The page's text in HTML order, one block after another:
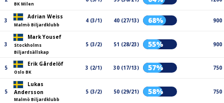
BK Milen
3
Adrian Weiss
Malmö Biljardklubb
4 (3/1) 40 (27/13) 68% 900
3
Mark Yousef
Stockholms
Biljardsällskap
5 (3/2) 51 (28/23) 55% 900
5
Erik Gårdelöf
Oslo BK
3 (2/1) 30 (17/13) 57% 750
5
Lukas
Andersson
Malmö Biljardklubb
5 (3/2) 50 (29/21) 58% 750